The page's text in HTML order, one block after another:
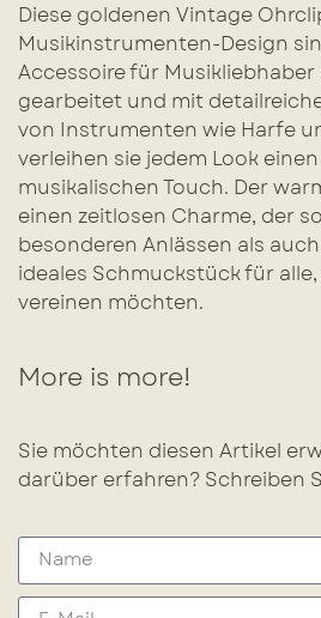
Diese goldenen Vintage
Musikinstrumenten-Design
Accessoire für Musikliebhaber
gearbeitet und mit
von Instrumenten wie Harfe
verleihen sie jedem Look
musikalischen Touch. Der
einen zeitlosen Charme, der
besonderen Anlässen als
ideales Schmuckstück für
vereinen möchten.
More is more!
Sie möchten diesen Artikel
darüber erfahren? Schreiben